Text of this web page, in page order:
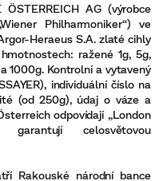
AG (výrobce
Philharmoniker“) ve
Heraeus S.A. zlaté cihly
ražené 1g, 5g,
1000g. Kontrolní a vytavený
individuální číslo na
(od 250g), údaj o váze a
odpovídají „London
celosvětovou
Rakouské národní bance